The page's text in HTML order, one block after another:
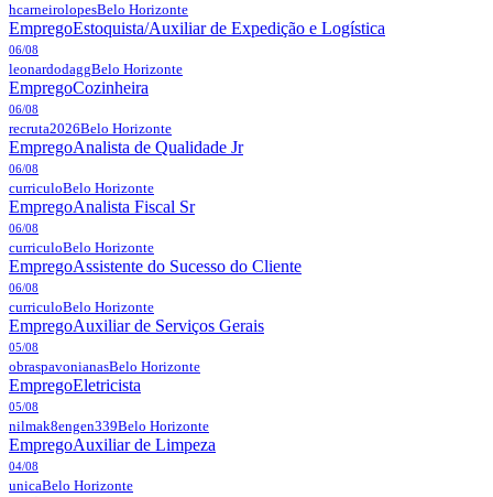
hcarneirolopesBelo Horizonte
EmpregoEstoquista/Auxiliar de Expedição e Logística
06/08
leonardodaggBelo Horizonte
EmpregoCozinheira
06/08
recruta2026Belo Horizonte
EmpregoAnalista de Qualidade Jr
06/08
curriculoBelo Horizonte
EmpregoAnalista Fiscal Sr
06/08
curriculoBelo Horizonte
EmpregoAssistente do Sucesso do Cliente
06/08
curriculoBelo Horizonte
EmpregoAuxiliar de Serviços Gerais
05/08
obraspavonianasBelo Horizonte
EmpregoEletricista
05/08
nilmak8engen339Belo Horizonte
EmpregoAuxiliar de Limpeza
04/08
unicaBelo Horizonte